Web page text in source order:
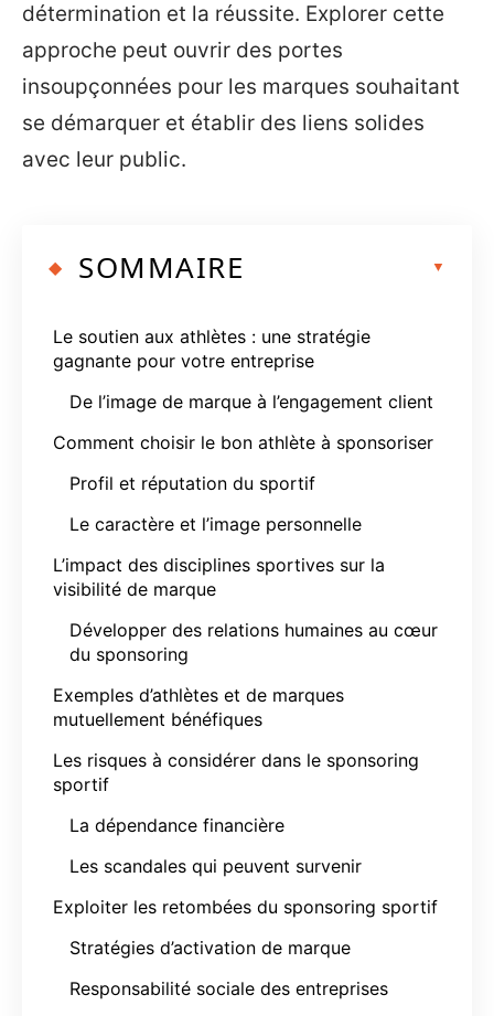
détermination et la réussite. Explorer cette
approche peut ouvrir des portes
insoupçonnées pour les marques souhaitant
se démarquer et établir des liens solides
avec leur public.
SOMMAIRE
Le soutien aux athlètes : une stratégie
gagnante pour votre entreprise
De l’image de marque à l’engagement client
Comment choisir le bon athlète à sponsoriser
Profil et réputation du sportif
Le caractère et l’image personnelle
L’impact des disciplines sportives sur la
visibilité de marque
Développer des relations humaines au cœur
du sponsoring
Exemples d’athlètes et de marques
mutuellement bénéfiques
Les risques à considérer dans le sponsoring
sportif
La dépendance financière
Les scandales qui peuvent survenir
Exploiter les retombées du sponsoring sportif
Stratégies d’activation de marque
Responsabilité sociale des entreprises